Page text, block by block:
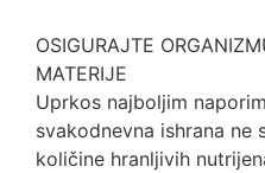
OSIGURAJTE
MATERIJE
Uprkos najboljim
svakodnevna ishrana ne
količine hranljivih